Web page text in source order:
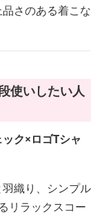
さのある着こな
使いしたい人
ク×ロゴTシャ
織り、シンプル
リラックスコー